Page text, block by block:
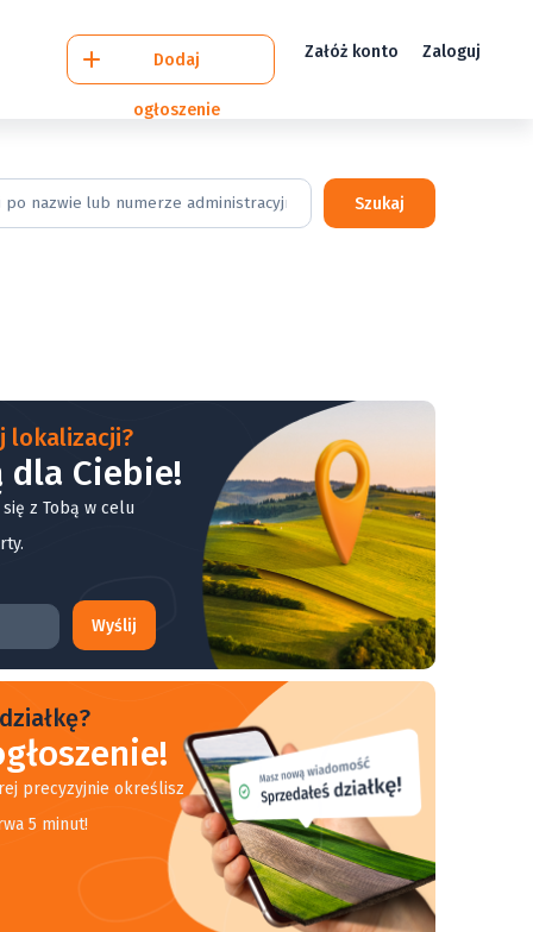
Dodaj
ogłoszenie
Załóż konto Zaloguj
Szukaj
lokalizacji?
Ciebie!
z Tobą w celu
Wyślij
precyzyjnie określisz
5 minut!